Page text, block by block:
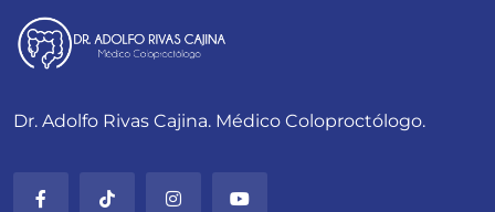
Dr. Adolfo Rivas Cajina. Médico Coloproctólogo.